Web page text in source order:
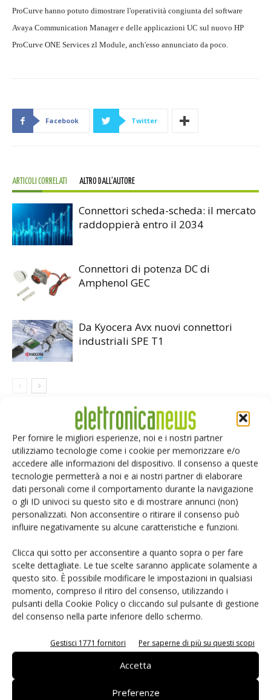
Per fornire le migliori esperienze, noi e i nostri partner
utilizziamo tecnologie come i cookie per memorizzare e/o
accedere alle informazioni del dispositivo. Il consenso a queste
tecnologie permetterà a noi e ai nostri partner di elaborare
dati personali come il comportamento durante la navigazione
o gli ID univoci su questo sito e di mostrare annunci (non)
personalizzati. Non acconsentire o ritirare il consenso può
influire negativamente su alcune caratteristiche e funzioni.
Clicca qui sotto per acconsentire a quanto sopra o per fare
scelte dettagliate. Le tue scelte saranno applicate solamente a
questo sito. È possibile modificare le impostazioni in qualsiasi
momento, compreso il ritiro del consenso, utilizzando i
pulsanti della Cookie Policy o cliccando sul pulsante di gestione
del consenso nella parte inferiore dello schermo.
Gestisci 1771 fornitori Per saperne di più su questi scopi
Accetta
Preferenze
ProCurve hanno potuto dimostrare l'operatività congiunta del software
Avaya Communication Manager e delle applicazioni UC sul nuovo HP
ProCurve ONE Services zl Module, anch'esso annunciato da poco.
Facebook Twitter
ARTICOLI CORRELATI ALTRO DALL'AUTORE
Connettori scheda-scheda: il mercato
raddoppierà entro il 2034
Connettori di potenza DC di
Amphenol GEC
Da Kyocera Avx nuovi connettori
industriali SPE T1
LASCIA UN COMMENTO
Salva il mio nome, email e sito web in questo browser per i
prossimi commenti.